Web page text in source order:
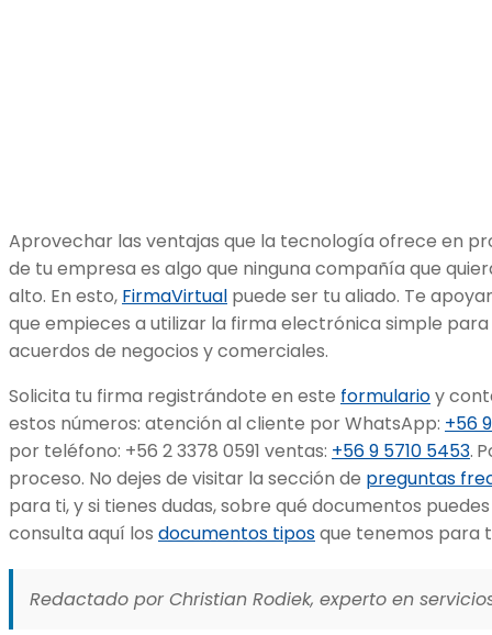
Aprovechar las ventajas que la tecnología ofrece en
de tu empresa es algo que ninguna compañía que
alto. En esto, FirmaVirtual puede ser tu aliado. Te
que empieces a utilizar la firma electrónica simple
acuerdos de negocios y comerciales.
Solicita tu firma registrándote en este formularioy
estos números: atención al cliente por WhatsApp: +56
por teléfono: +56 2 3378 0591 ventas: +56 9 5710 5453.
proceso. No dejes de visitar la sección de preguntas
para ti, y si tienes dudas, sobre qué documentos
consulta aquí los documentos tiposque tenemos para
Redactado por Christian Rodiek, experto en